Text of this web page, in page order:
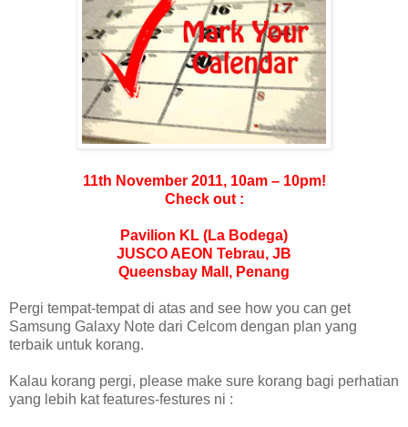
11th November 2011, 10am – 10pm!
Check out :
Pavilion KL (La Bodega)
JUSCO AEON Tebrau, JB
Queensbay Mall, Penang
Pergi tempat-tempat di atas and see how you can get
Samsung Galaxy Note dari Celcom dengan plan yang
terbaik untuk korang.
Kalau korang pergi, please make sure korang bagi perhatian
yang lebih kat features-festures ni :